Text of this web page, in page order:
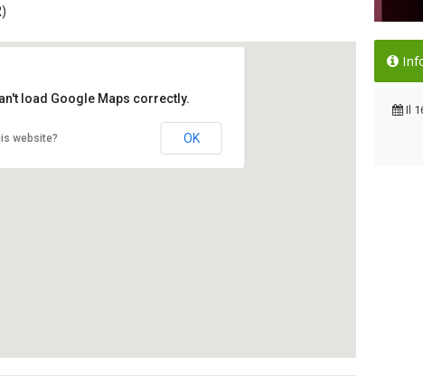
load Google Maps correctly.
website? OK
Il
IlIl